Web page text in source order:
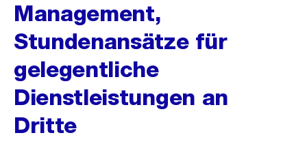
Management,
Stundenansätze für
gelegentliche
Dienstleistungen an
Dritte